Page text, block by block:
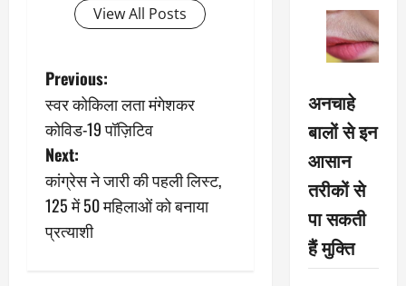
View All Posts
P
o
s
t
n
Previous:
स्वर कोकिला लता मंगेशकर
कोविड-19 पॉज़िटिव
Next:
कांग्रेस ने जारी की पहली लिस्ट,
125 में 50 महिलाओं को बनाया
प्रत्याशी
अनचाहे
बालों से इन
आसान
तरीकों से
पा सकती
हैं मुक्ति